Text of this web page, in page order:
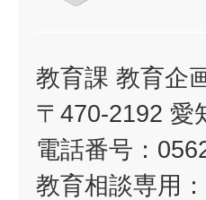
教育課 教育企
〒470-2192 愛
電話番号：
教育相談専用